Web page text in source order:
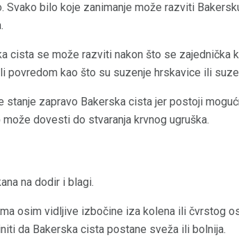
Svako bilo koje zanimanje može razviti
cista se može razviti nakon što se zajednička
povredom kao što su suzenje hrskavice ili
stanje zapravo Bakerska cista jer postoji
dovesti do stvaranja krvnog ugruška.
na dodir i blagi.
osim vidljive izbočine iza kolena ili čvrstog
da Bakerska cista postane sveža ili bolnija.